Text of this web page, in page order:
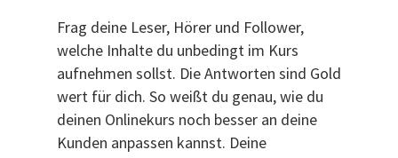
Frag deine Leser, Hörer und Follower,
welche Inhalte du unbedingt im Kurs
aufnehmen sollst. Die Antworten sind Gold
wert für dich. So weißt du genau, wie du
deinen Onlinekurs noch besser an deine
Kunden anpassen kannst. Deine